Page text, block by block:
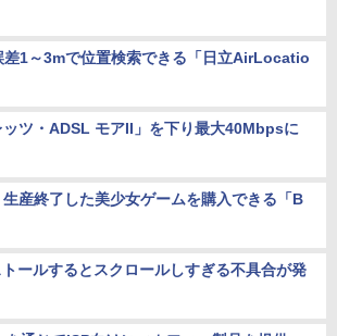
差1～3mで位置検索できる「日立AirLocatio
ツ・ADSL モアII」を下り最大40Mbpsに
産終了した美少女ゲームを購入できる「B
ールするとスクロールしすぎる不具合が発